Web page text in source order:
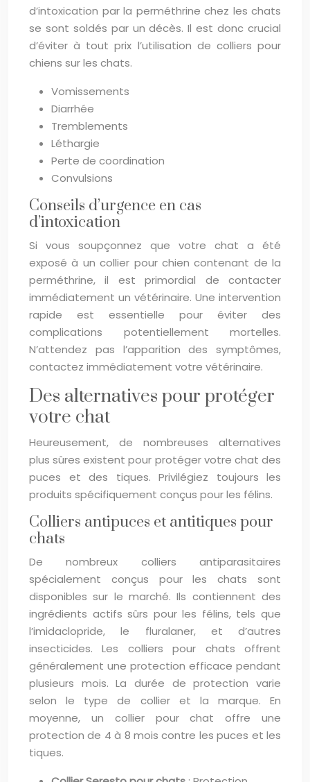
d’intoxication par la perméthrine chez les chats
se sont soldés par un décès. Il est donc crucial
d’éviter à tout prix l’utilisation de colliers pour
chiens sur les chats.
Vomissements
Diarrhée
Tremblements
Léthargie
Perte de coordination
Convulsions
Conseils d’urgence en cas
d’intoxication
Si vous soupçonnez que votre chat a été
exposé à un collier pour chien contenant de la
perméthrine, il est primordial de contacter
immédiatement un vétérinaire. Une intervention
rapide est essentielle pour éviter des
complications potentiellement mortelles.
N’attendez pas l’apparition des symptômes,
contactez immédiatement votre vétérinaire.
Des alternatives pour protéger
votre chat
Heureusement, de nombreuses alternatives
plus sûres existent pour protéger votre chat des
puces et des tiques. Privilégiez toujours les
produits spécifiquement conçus pour les félins.
Colliers antipuces et antitiques pour
chats
De nombreux colliers antiparasitaires
spécialement conçus pour les chats sont
disponibles sur le marché. Ils contiennent des
ingrédients actifs sûrs pour les félins, tels que
l’imidaclopride, le fluralaner, et d’autres
insecticides. Les colliers pour chats offrent
généralement une protection efficace pendant
plusieurs mois. La durée de protection varie
selon le type de collier et la marque. En
moyenne, un collier pour chat offre une
protection de 4 à 8 mois contre les puces et les
tiques.